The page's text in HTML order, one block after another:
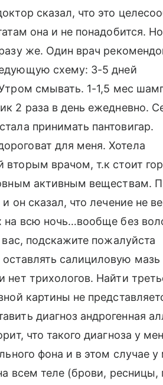
сказал, что это
она и не понадобится. Но
же. Один врач
схему: 3-5 дней
смывать. 1-1,5 мес
2 раза в день ежедневно.
принимать пантовигар.
для меня. Хотела
вторым врачом, т.к стоит
активным веществам.
он сказал, что лечение не
на всю ночь…вообще без
подскажите пожалуйста
салициловую мазь
трихологов. Найти
картины не
диагноз андрогенная
что такого диагноза у
фона и в этом случае у
всем теле (брови, ресницы,